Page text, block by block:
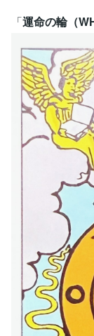
「運命の輪（